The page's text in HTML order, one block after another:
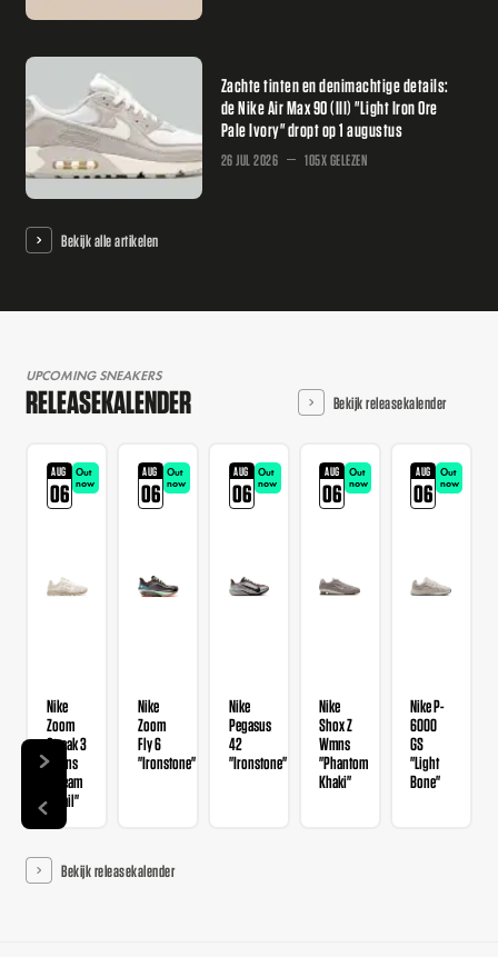
Zachte tinten en denimachtige details:
de Nike Air Max 90 (III) "Light Iron Ore
Pale Ivory" dropt op 1 augustus
26 JUL 2026 105X GELEZEN
Bekijk alle artikelen
UPCOMING SNEAKERS
RELEASEKALENDER Bekijk releasekalender
AUG
06
Out
now
Nike
Zoom
Streak 3
Wmns
"Cream
II Sail"
AUG
06
Out
now
Nike
Zoom
Fly 6
"Ironstone"
AUG
06
Out
now
Nike
Pegasus
42
"Ironstone"
AUG
06
Out
now
Nike
Shox Z
Wmns
"Phantom
Khaki"
AUG
06
Out
now
Nike P-
6000
GS
"Light
Bone"
Bekijk releasekalender